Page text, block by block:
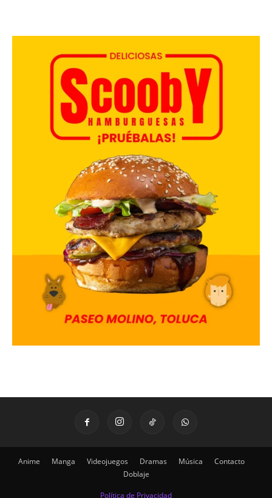
Anime Manga Videojuegos Dramas Música
Contacto
Doblaje
Política de Privacidad